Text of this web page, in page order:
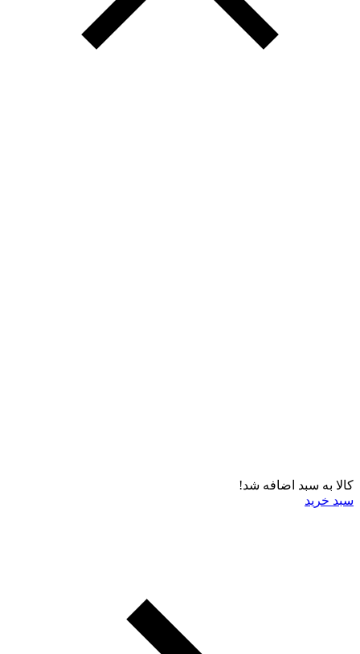
کالا به سبد اضافه شد!
سبد خرید